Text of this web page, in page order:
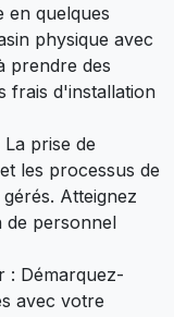
en quelques
physique avec
prendre des
frais d'installation
prise de
les processus de
Atteignez
de personnel
: Démarquez-
avec votre